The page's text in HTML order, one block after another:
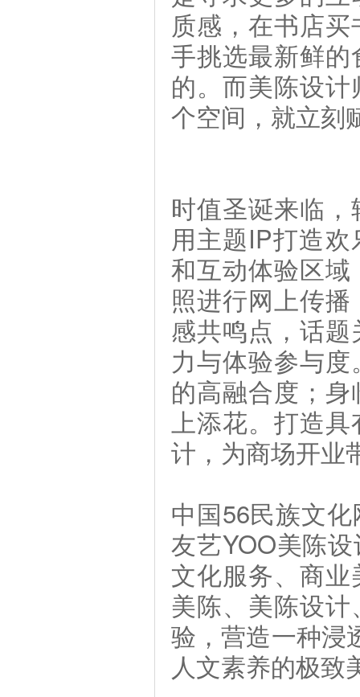
质感，在书店
手挑选最新鲜
的。而美陈设
个空间，就立刻
时值圣诞来临
用主题IP打造
和互动体验区
照进行网上传
感共鸣点，话
力与体验参与
的高融合度；
上添花。打造
计，为商场开业
中国56民族文
友艺YOO美陈
文化服务、商
美陈、美陈设
验，营造一种浸
人文素养的极致